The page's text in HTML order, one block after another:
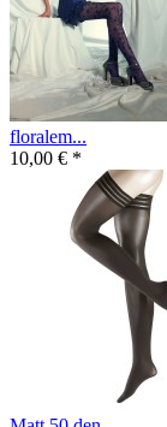
floralem...
10,00 € *